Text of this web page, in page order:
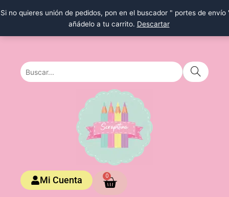
Si no quieres unión de pedidos, pon en el buscador " portes de envío
añádelo a tu carrito. Descartar
al
Mi Cuenta 0
Carrito